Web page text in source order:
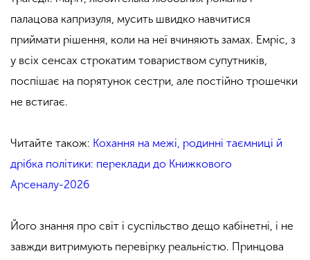
палацова капризуля, мусить швидко навчитися
приймати рішення, коли на неї вчиняють замах. Емріс, з
у всіх сенсах строкатим товариством супутників,
поспішає на порятунок сестри, але постійно трошечки
не встигає.
Читайте також: Кохання на межі, родинні таємниці й
дрібка політики: переклади до Книжкового
Арсеналу-2026
Його знання про світ і суспільство дещо кабінетні, і не
завжди витримують перевірку реальністю. Принцова